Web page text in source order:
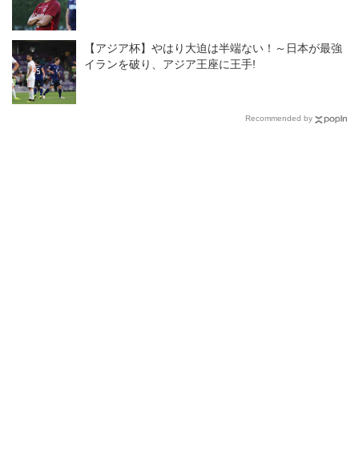
【アジア杯】やはり大迫は半端ない！～日本が最強
イランを破り、アジア王座に王手!
Recommended by